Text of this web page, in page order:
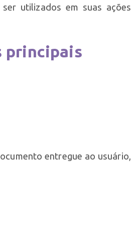
utilizados em suas ações
principais
entregue ao usuário,